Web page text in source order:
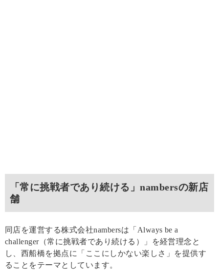
「常に挑戦者であり続ける」nambersの新店
舗
同店を運営する株式会社nambersは「Always be a
challenger（常に挑戦者であり続ける）」を経営理念と
し、西船橋を拠点に「ここにしかない楽しさ」を提供す
ることをテーマとしています。